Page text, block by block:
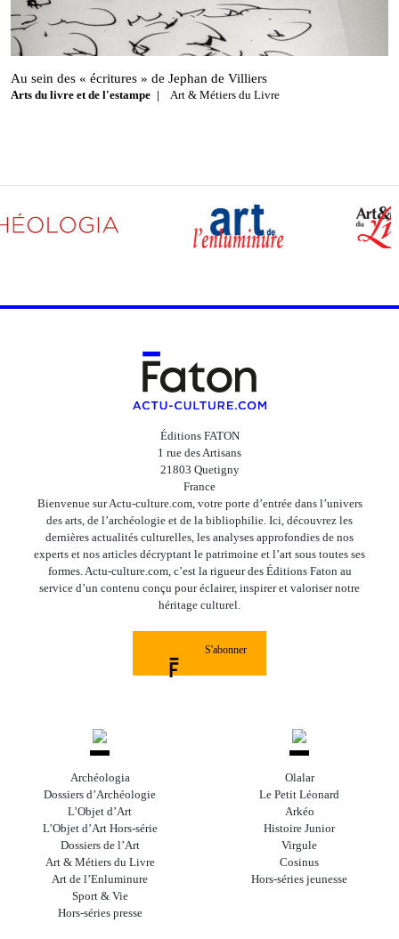
Au sein des « écritures » de Jephan de Villiers
Arts du livre et de l'estampe Art & Métiers du Livre
Éditions FATON
1 rue des Artisans
21803 Quetigny
France
Bienvenue sur Actu-culture.com, votre porte d’entrée dans l’univers
des arts, de l’archéologie et de la bibliophilie. Ici, découvrez les
dernières actualités culturelles, les analyses approfondies de nos
experts et nos articles décryptant le patrimoine et l’art sous toutes ses
formes. Actu-culture.com, c’est la rigueur des Éditions Faton au
service d’un contenu conçu pour éclairer, inspirer et valoriser notre
héritage culturel.
S'abonner
Archéologia
Dossiers d’Archéologie
L’Objet d’Art
L’Objet d’Art Hors-série
Dossiers de l’Art
Art & Métiers du Livre
Art de l’Enluminure
Sport & Vie
Hors-séries presse
Olalar
Le Petit Léonard
Arkéo
Histoire Junior
Virgule
Cosinus
Hors-séries jeunesse